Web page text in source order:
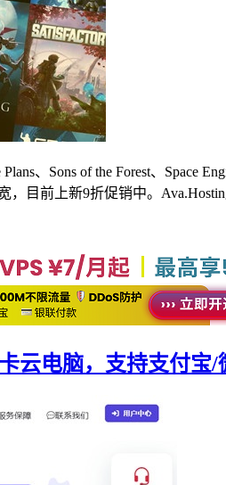
、Sons of the Forest、Space
，目前上新9折促销中。
云电脑，支持支付宝/